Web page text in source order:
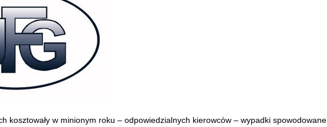
kosztowały w minionym roku – odpowiedzialnych kierowców – wypadki spowodowane